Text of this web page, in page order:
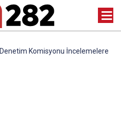
Denetim Komisyonu İncelemelere